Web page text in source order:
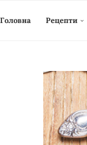
Головна Рецепти